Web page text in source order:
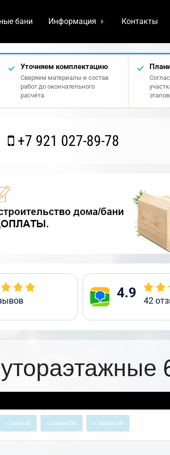
бани Информация Контакты
Уточняем комплектацию
Сверяем материалы и состав
работ до окончательного
расчёта.
+7 921 027-89-78
4.9 42
с сауной с гаражом с террасой